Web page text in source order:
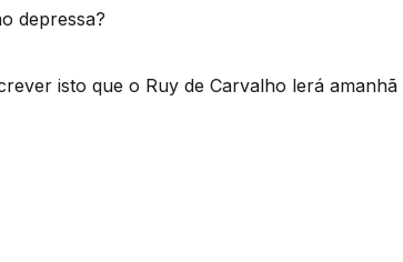
depressa?
isto que o Ruy de Carvalho lerá